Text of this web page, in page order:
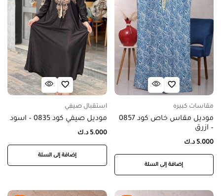
مقاسات كبيره
موديل مقاس خاص كود 0857
– ازرق
5.000 د.ك
إضافة إلى السلة
استقبال صيفي
موديل صيفي كود 0835 – اسود
5.000 د.ك
إضافة إلى السلة